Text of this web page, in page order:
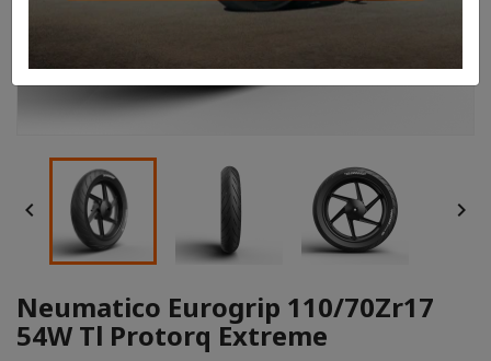
 
Neumatico Eurogrip 110/70Zr17
54W Tl Protorq Extreme